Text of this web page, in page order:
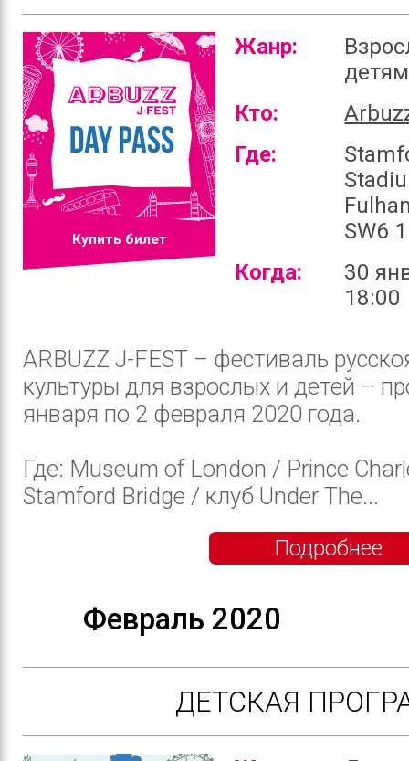
Купить билет
Жанр:
детям
Кто:
Где:
SW6
Когда:
30
18:00
ARBUZZ J-FEST – фестиваль
культуры для взрослых и детей –
января по 2 февраля 2020 года.
Где: Museum of London / Prince
Stamford Bridge / клуб Under The...
Подробнее
Февраль 2020
ДЕТСКАЯ